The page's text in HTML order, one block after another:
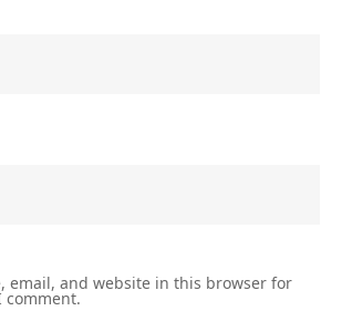
email, and website in this browser for
comment.